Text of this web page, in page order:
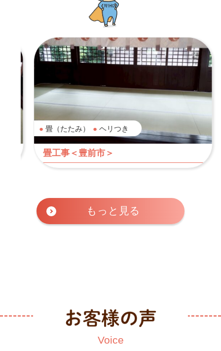
畳（たたみ） ヘリつき
畳工事＜豊前市＞
もっと見る
Voice